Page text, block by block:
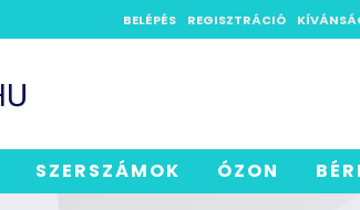
BELÉPÉS REGISZTRÁCIÓ
SZERSZÁMOK ÓZON